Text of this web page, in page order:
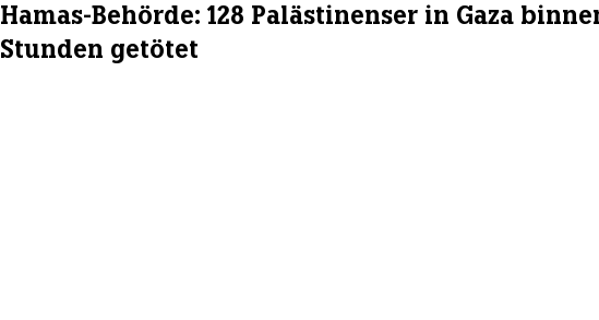
Hamas-Behörde: 128 Palästinenser in Gaza
Stunden getötet